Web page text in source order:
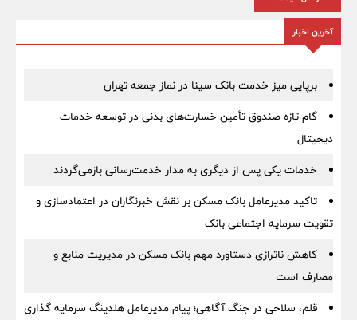
آخرین اخبار
برپایی میز خدمت بانک سینا در نماز جمعه تهران
گام تازه صندوق تأمین خسارت‌های بدنی در توسعه خدمات
دیجیتال
خدمات یکی پس از دیگری به مدار خدمت‌رسانی بازمی‌گردند
تاکید مدیرعامل بانک مسکن بر نقش خبرنگاران در اعتمادسازی و
تقویت سرمایه اجتماعی بانک
کاهش ناترازی دستاورد مهم بانک مسکن در مدیریت منابع و
مصارف است
قلم، سلاحی در جنگ آگاهی؛ پیام مدیرعامل هلدینگ سرمایه گذاری